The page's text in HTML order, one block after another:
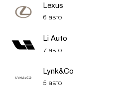
Lexus
6 авто
Li Auto
7 авто
Lynk&Co
5 авто